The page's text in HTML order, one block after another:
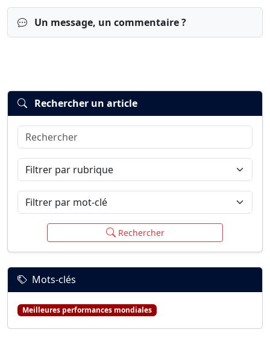
Un message, un commentaire ?
Connexion
Rechercher un article
Rechercher
Filtrer par rubrique
Filtrer par mot-clé
Rechercher
Mots-clés
Meilleures performances mondiales